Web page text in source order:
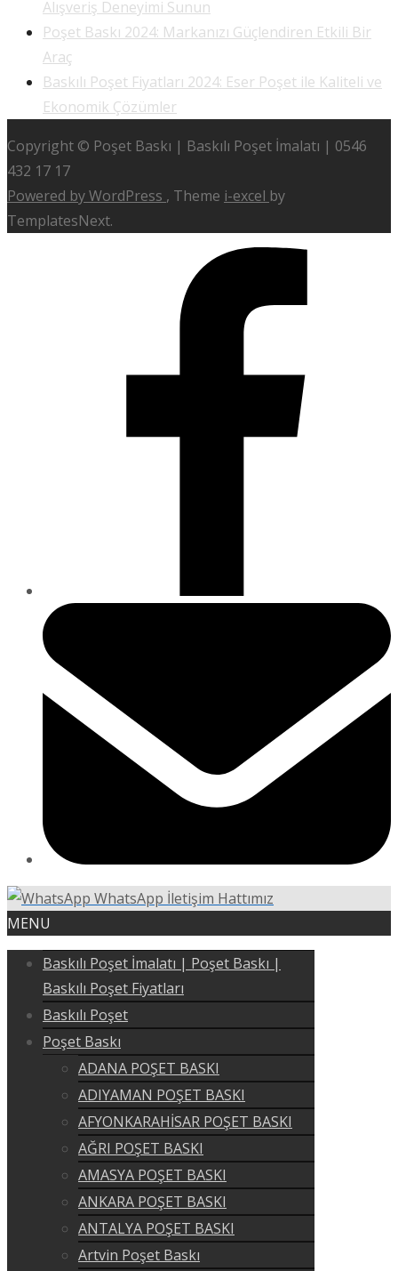
Alışveriş Deneyimi Sunun
Poşet Baskı 2024: Markanızı Güçlendiren Etkili Bir
Araç
Baskılı Poşet Fiyatları 2024: Eser Poşet ile Kaliteli ve
Ekonomik Çözümler
Copyright © Poşet Baskı | Baskılı Poşet İmalatı | 0546
432 17 17
Powered by WordPress , Theme i-excel by
TemplatesNext.
WhatsApp İletişim Hattımız
MENU
Baskılı Poşet İmalatı | Poşet Baskı |
Baskılı Poşet Fiyatları
Baskılı Poşet
Poşet Baskı
ADANA POŞET BASKI
ADIYAMAN POŞET BASKI
AFYONKARAHİSAR POŞET BASKI
AĞRI POŞET BASKI
AMASYA POŞET BASKI
ANKARA POŞET BASKI
ANTALYA POŞET BASKI
Artvin Poşet Baskı